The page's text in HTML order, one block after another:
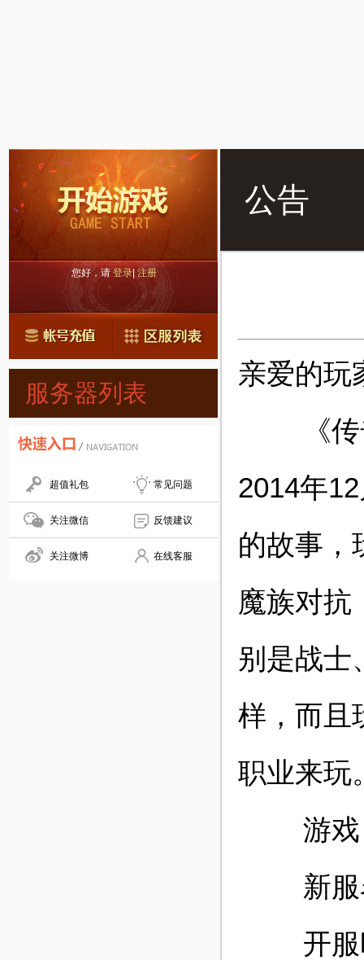
您好，请登录|注册
服务器列表
超值礼包 常见问题
关注微信 反馈建议
关注微博 在线客服
公告
亲爱的玩
《传奇
2014年
的故事，
魔族对抗
别是战士
样，而且
职业来玩
游戏
新服
开服